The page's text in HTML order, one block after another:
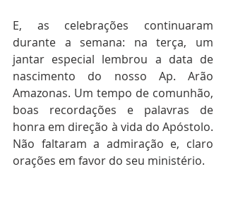
E, as celebrações continuaram
durante a semana: na terça, um
jantar especial lembrou a data de
nascimento do nosso Ap. Arão
Amazonas. Um tempo de comunhão,
boas recordações e palavras de
honra em direção à vida do Apóstolo.
Não faltaram a admiração e, claro
orações em favor do seu ministério.